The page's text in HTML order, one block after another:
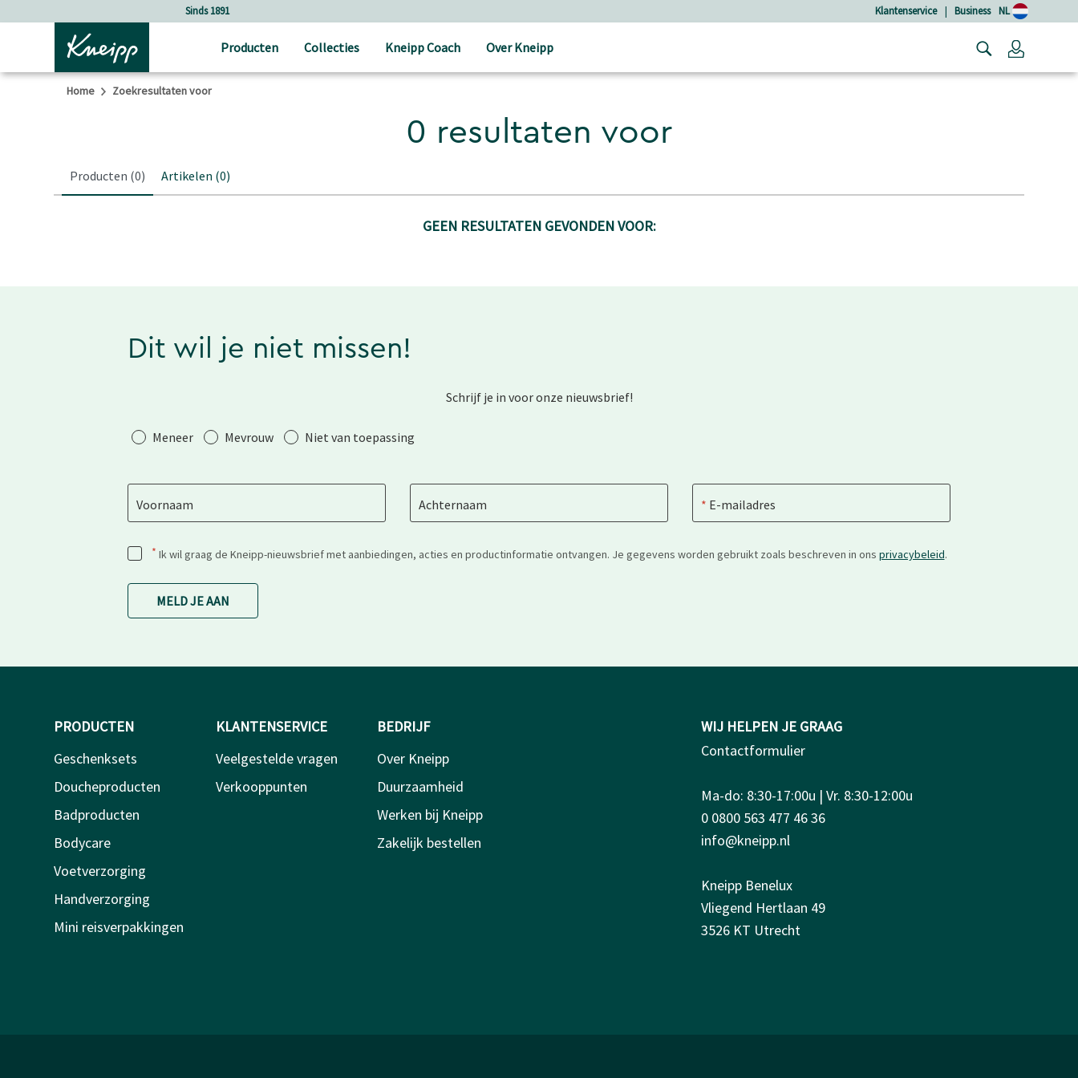
Sinds 1891 Klantenservice | Business NL
Producten Collecties Kneipp Coach Over Kneipp
Home Zoekresultaten voor
0 resultaten voor
Producten (0) Artikelen (0)
GEEN RESULTATEN GEVONDEN VOOR:
Dit wil je niet missen!
Schrijf je in voor onze nieuwsbrief!
Aanhef
Meneer Mevrouw Niet van toepassing
Voornaam Achternaam E-mailadres
* Ik wil graag de Kneipp-nieuwsbrief met aanbiedingen, acties en productinformatie ontvangen. Je gegevens worden gebruikt zoals beschreven in ons privacybeleid.
MELD JE AAN
PRODUCTEN
Geschenksets
Doucheproducten
Badproducten
Bodycare
Voetverzorging
Handverzorging
Mini reisverpakkingen
KLANTENSERVICE
Veelgestelde vragen
Verkooppunten
BEDRIJF
Over Kneipp
Duurzaamheid
Werken bij Kneipp
Zakelijk bestellen
WIJ HELPEN JE GRAAG
Contactformulier
Ma-do: 8:30-17:00u | Vr. 8:30-12:00u
0 0800 563 477 46 36
info@kneipp.nl
Kneipp Benelux
Vliegend Hertlaan 49
3526 KT Utrecht